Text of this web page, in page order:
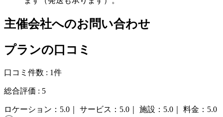
主催会社へのお問い合わせ
プランの口コミ
口コミ件数 : 1件
総合評価 : 5
ロケーション： 5.0｜ サービス： 5.0｜ 施設： 5.0｜ 料金： 5.0